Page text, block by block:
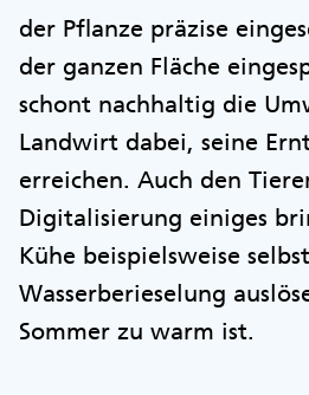
der Pflanze präzise
der ganzen Fläche
schont nachhaltig die
Landwirt dabei, seine
erreichen. Auch den
Digitalisierung einiges
Kühe beispielsweise
Wasserberieselung
Sommer zu warm ist.